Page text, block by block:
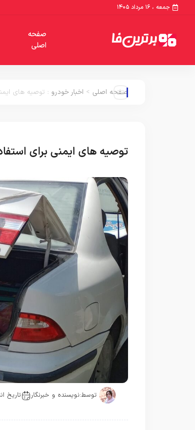
جمعه ، ۱۶ مرداد ۱۴۰۵
صفحه
اصلی
صفحه اصلی > اخبار خودرو : توصیه های
توصیه های ایمنی برای
توسط:نویسنده و خبرنگار تاریخ انتشار: